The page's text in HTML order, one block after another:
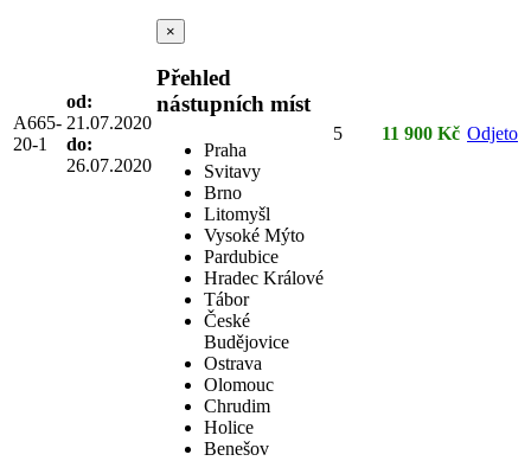
A665-
20-1
od:
21.07.2020
do:
26.07.2020
×
Přehled
nástupních míst
Praha
Svitavy
Brno
Litomyšl
Vysoké Mýto
Pardubice
Hradec Králové
Tábor
České
Budějovice
Ostrava
Olomouc
Chrudim
Holice
Benešov
5 11 900 Kč Odjeto